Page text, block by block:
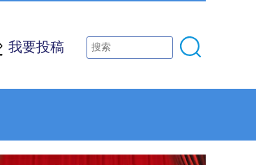
我要投稿